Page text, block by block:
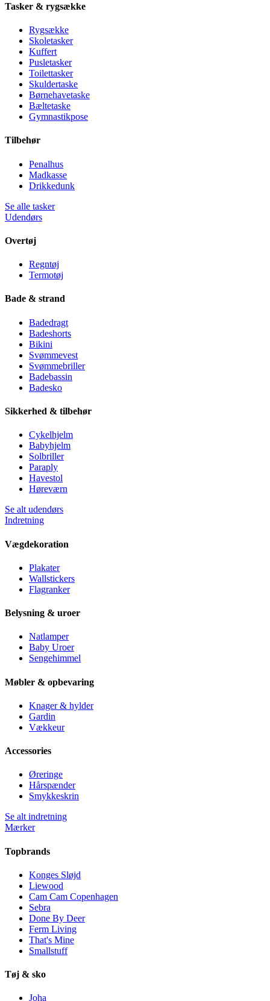
Tasker & rygsække
Rygsække
Skoletasker
Kuffert
Pusletasker
Toilettasker
Skuldertaske
Børnehavetaske
Bæltetaske
Gymnastikpose
Tilbehør
Penalhus
Madkasse
Drikkedunk
Se alle tasker
Udendørs
Overtøj
Regntøj
Termotøj
Bade & strand
Badedragt
Badeshorts
Bikini
Svømmevest
Svømmebriller
Badebassin
Badesko
Sikkerhed & tilbehør
Cykelhjelm
Babyhjelm
Solbriller
Paraply
Havestol
Høreværn
Se alt udendørs
Indretning
Vægdekoration
Plakater
Wallstickers
Flagranker
Belysning & uroer
Natlamper
Baby Uroer
Sengehimmel
Møbler & opbevaring
Knager & hylder
Gardin
Vækkeur
Accessories
Øreringe
Hårspænder
Smykkeskrin
Se alt indretning
Mærker
Topbrands
Konges Sløjd
Liewood
Cam Cam Copenhagen
Sebra
Done By Deer
Ferm Living
That's Mine
Smallstuff
Tøj & sko
Joha